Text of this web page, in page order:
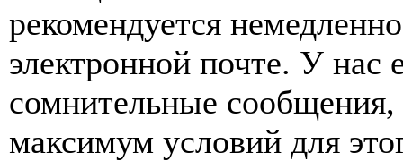
рекомендуется
электронной почте. У нас
сомнительные
максимум условий для